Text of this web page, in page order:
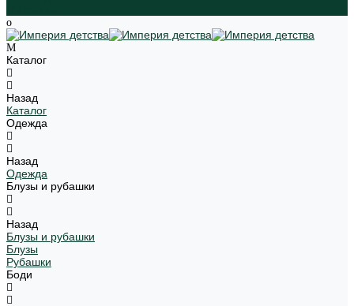
Каталог
Назад
Каталог
Одежда
Назад
Одежда
Блузы и рубашки
Назад
Блузы и рубашки
Блузы
Рубашки
Боди